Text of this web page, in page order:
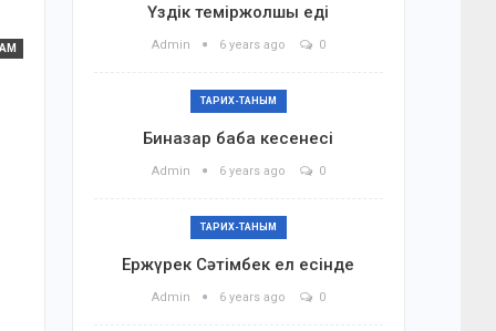
Үздік теміржолшы еді
Admin 6 years ago 0
ТАРИХ-ТАНЫМ
Биназар баба кесенесі
Admin 6 years ago 0
ТАРИХ-ТАНЫМ
Ержүрек Сәтімбек ел есінде
Admin 6 years ago 0